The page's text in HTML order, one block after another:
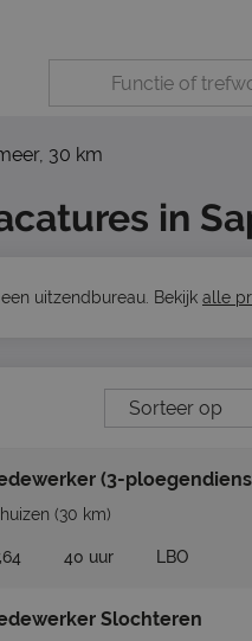
, 30 km
in
uitzendbureau. Bekijk alle
(3-
(30 km)
40 uur LBO
Slochteren